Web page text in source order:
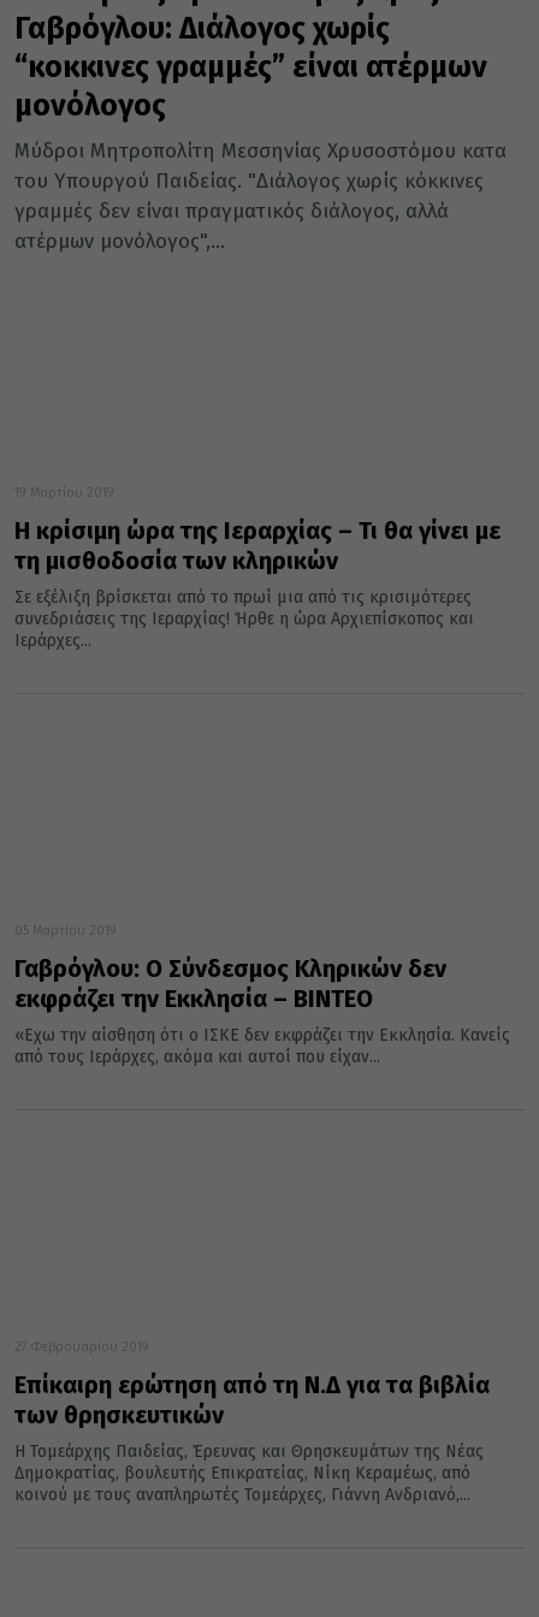
Γαβρόγλου: Διάλογος χωρίς
“κοκκινες γραμμές” είναι ατέρμων
μονόλογος
Μύδροι Μητροπολίτη Μεσσηνίας Χρυσοστόμου κατα
του Υπουργού Παιδείας. "Διάλογος χωρίς κόκκινες
γραμμές δεν είναι πραγματικός διάλογος, αλλά
ατέρμων μονόλογος",...
19 Μαρτίου 2019
Η κρίσιμη ώρα της Ιεραρχίας – Τι θα γίνει με
τη μισθοδοσία των κληρικών
Σε εξέλιξη βρίσκεται από το πρωί μια από τις κρισιμότερες
συνεδριάσεις της Ιεραρχίας! Ήρθε η ώρα Αρχιεπίσκοπος και
Ιεράρχες...
05 Μαρτίου 2019
Γαβρόγλου: Ο Σύνδεσμος Κληρικών δεν
εκφράζει την Εκκλησία – ΒΙΝΤΕΟ
«Εχω την αίσθηση ότι ο ΙΣΚΕ δεν εκφράζει την Εκκλησία. Κανείς
από τους Ιεράρχες, ακόμα και αυτοί που είχαν...
27 Φεβρουαρίου 2019
Επίκαιρη ερώτηση από τη Ν.Δ για τα βιβλία
των θρησκευτικών
Η Τομεάρχης Παιδείας, Έρευνας και Θρησκευμάτων της Νέας
Δημοκρατίας, βουλευτής Επικρατείας, Νίκη Κεραμέως, από
κοινού με τους αναπληρωτές Τομεάρχες, Γιάννη Ανδριανό,...